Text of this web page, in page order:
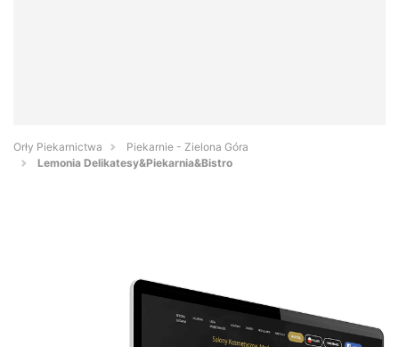
Orły Piekarnictwa
Piekarnie - Zielona Góra
Lemonia Delikatesy&Piekarnia&Bistro